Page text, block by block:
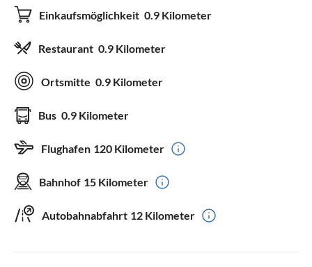
Einkaufsmöglichkeit 0.9 Kilometer
Restaurant 0.9 Kilometer
Ortsmitte 0.9 Kilometer
Bus 0.9 Kilometer
Flughafen 120 Kilometer
Bahnhof 15 Kilometer
Autobahnabfahrt 12 Kilometer